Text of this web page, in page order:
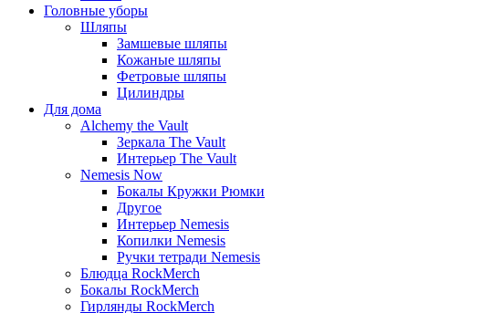
Головные уборы
Шляпы
Замшевые шляпы
Кожаные шляпы
Фетровые шляпы
Цилиндры
Для дома
Alchemy the Vault
Зеркала The Vault
Интерьер The Vault
Nemesis Now
Бокалы Кружки Рюмки
Другое
Интерьер Nemesis
Копилки Nemesis
Ручки тетради Nemesis
Блюдца RockMerch
Бокалы RockMerch
Гирлянды RockMerch